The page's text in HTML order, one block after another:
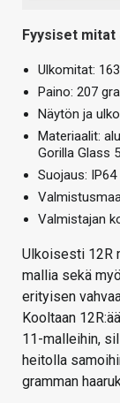
Fyysiset
Ulkomitat:
Paino: 207
Näytön ja
Materiaalit:
Gorilla Glass
Suojaus: IP64
Valmistajan
Ulkoisesti 12R
mallia sekä
erityisen
Kooltaan
11-malleihin,
heitolla
gramman